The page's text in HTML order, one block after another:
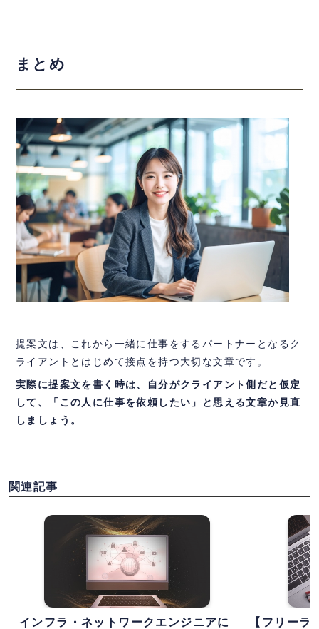
まとめ
提案文は、これから一緒に仕事をするパートナーとなるク
ライアントとはじめて接点を持つ大切な文章です。
実際に提案文を書く時は、自分がクライアント側だと仮定
して、「この人に仕事を依頼したい」と思える文章か見直
しましょう。
関連記事
インフラ・ネットワークエンジニアに
【フリー